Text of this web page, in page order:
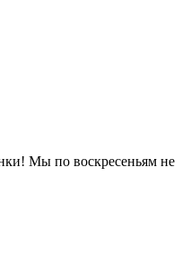
Мы по воскресеньям не